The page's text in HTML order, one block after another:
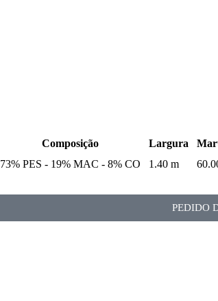
Composição Largura
73% PES - 19% MAC - 8% CO
1.40 m
PEDIDO